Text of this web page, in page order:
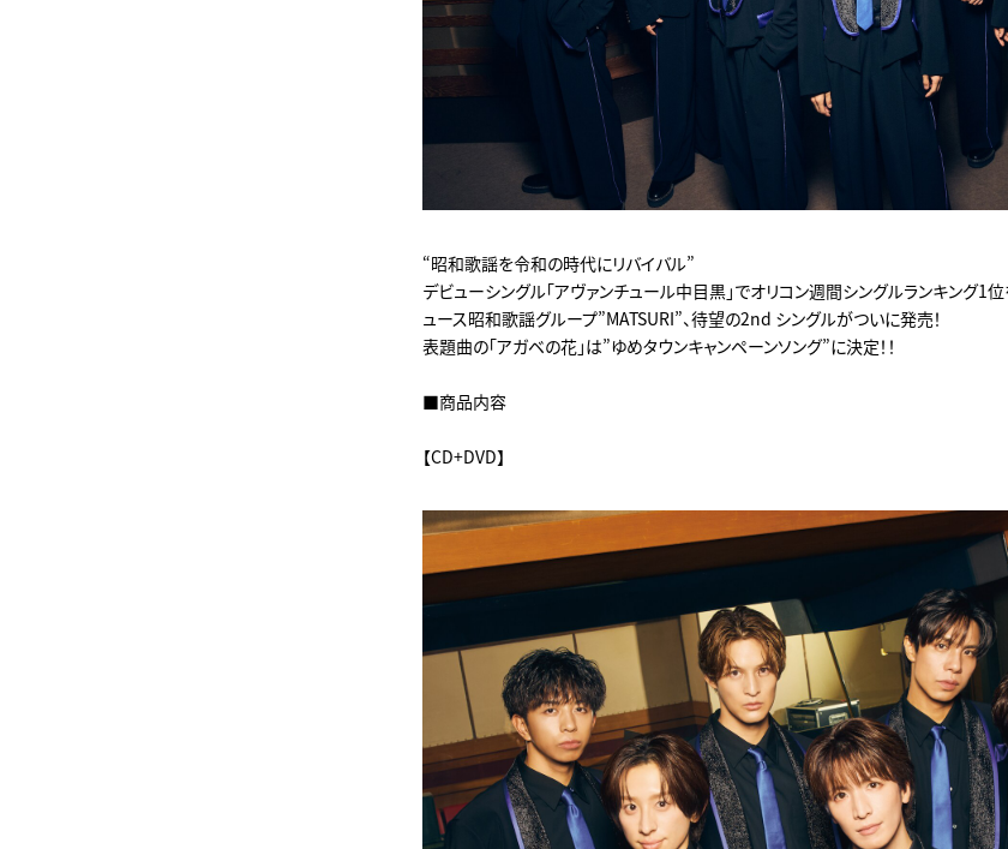
“昭和歌謡を令和の時代にリバイバル”
デビューシングル「アヴァンチュール中目黒」でオリコン週間シングルランキング1
ュース昭和歌謡グループ”MATSURI”、待望の2nd シングルがついに発売！
表題曲の「アガベの花」は”ゆめタウンキャンペーンソング”に決定！！
■商品内容
【CD+DVD】